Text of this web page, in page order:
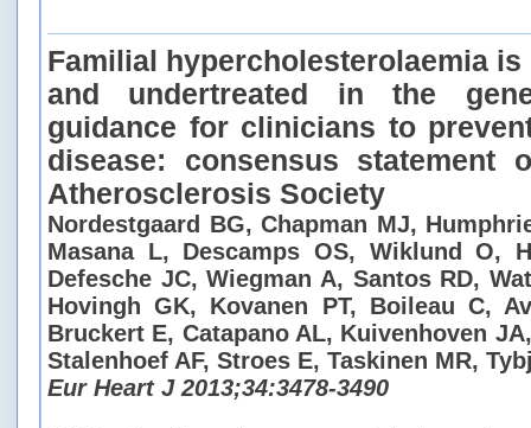
Familial hypercholesterolaemia
and undertreated in the
guidance for clinicians to
disease: consensus statement
Atherosclerosis Society
Nordestgaard BG, Chapman MJ,
Masana L, Descamps OS, Wiklund O,
Defesche JC, Wiegman A, Santos RD,
Hovingh GK, Kovanen PT, Boileau C,
Bruckert E, Catapano AL, Kuivenhoven
Stalenhoef AF, Stroes E, Taskinen MR,
Eur Heart J 2013;34:3478-3490